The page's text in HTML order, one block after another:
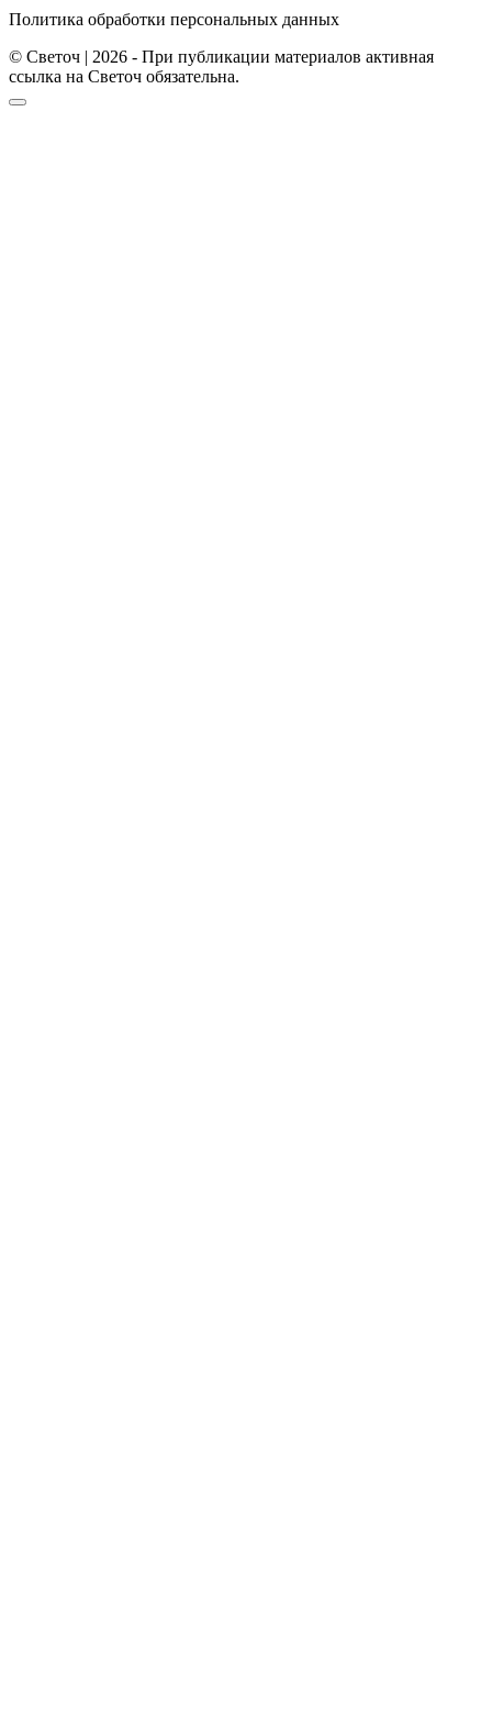
Политика обработки персональных данных
© Светоч | 2026 - При публикации материалов активная
ссылка на Светоч обязательна.